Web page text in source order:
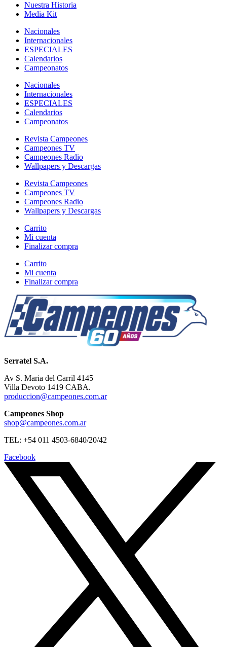
Nuestra Historia
Media Kit
Nacionales
Internacionales
ESPECIALES
Calendarios
Campeonatos
Nacionales
Internacionales
ESPECIALES
Calendarios
Campeonatos
Revista Campeones
Campeones TV
Campeones Radio
Wallpapers y Descargas
Revista Campeones
Campeones TV
Campeones Radio
Wallpapers y Descargas
Carrito
Mi cuenta
Finalizar compra
Carrito
Mi cuenta
Finalizar compra
Serratel S.A.
Av S. Maria del Carril 4145
Villa Devoto 1419 CABA.
produccion@campeones.com.ar
Campeones Shop
shop@campeones.com.ar
TEL: +54 011 4503-6840/20/42
Facebook